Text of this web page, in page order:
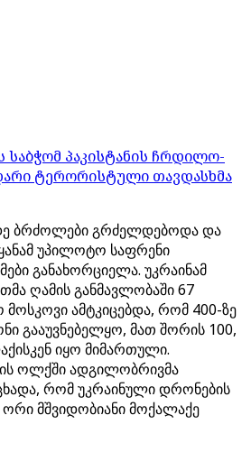
საბჭომ პაკისტანის ჩრდილო-
ტერორისტული თავდასხმა
ბრძოლები გრძელდებოდა და
უპილოტო საფრენი
განახორციელა. უკრაინამ
ღამის განმავლობაში 67
ამტკიცებდა, რომ 400-ზე
გააუვნებელყო, მათ შორის 100,
იყო მიმართული.
ოლქში ადგილობრივმა
რომ უკრაინული დრონების
მშვიდობიანი მოქალაქე